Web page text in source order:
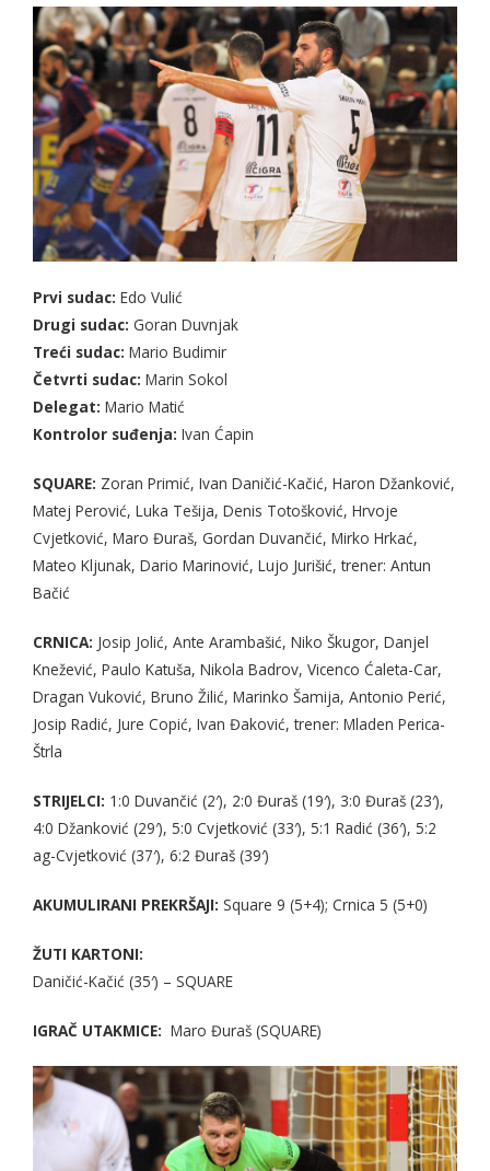
Prvi sudac: Edo Vulić
Drugi sudac: Goran Duvnjak
Treći sudac: Mario Budimir
Četvrti sudac: Marin Sokol
Delegat: Mario Matić
Kontrolor suđenja: Ivan Ćapin
SQUARE: Zoran Primić, Ivan Daničić-Kačić, Haron Džanković,
Matej Perović, Luka Tešija, Denis Totošković, Hrvoje
Cvjetković, Maro Đuraš, Gordan Duvančić, Mirko Hrkać,
Mateo Kljunak, Dario Marinović, Lujo Jurišić, trener: Antun
Bačić
CRNICA: Josip Jolić, Ante Arambašić, Niko Škugor, Danjel
Knežević, Paulo Katuša, Nikola Badrov, Vicenco Ćaleta-Car,
Dragan Vuković, Bruno Žilić, Marinko Šamija, Antonio Perić,
Josip Radić, Jure Copić, Ivan Đaković, trener: Mladen Perica-
Štrla
STRIJELCI: 1:0 Duvančić (2′), 2:0 Đuraš (19′), 3:0 Đuraš (23′),
4:0 Džanković (29′), 5:0 Cvjetković (33′), 5:1 Radić (36′), 5:2
ag-Cvjetković (37′), 6:2 Đuraš (39′)
AKUMULIRANI PREKRŠAJI: Square 9 (5+4); Crnica 5 (5+0)
ŽUTI KARTONI:
Daničić-Kačić (35′) – SQUARE
IGRAČ UTAKMICE: Maro Đuraš (SQUARE)